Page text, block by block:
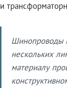
и
Шинопроводы
нескольких
материалу